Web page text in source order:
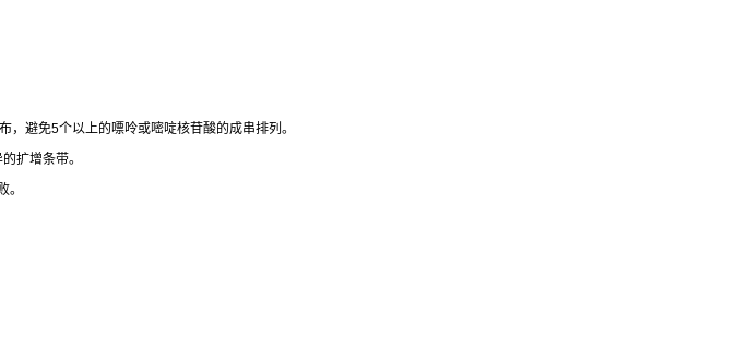
，避免5个以上的嘌呤或嘧啶核苷酸的成串排列。
扩增条带。
。